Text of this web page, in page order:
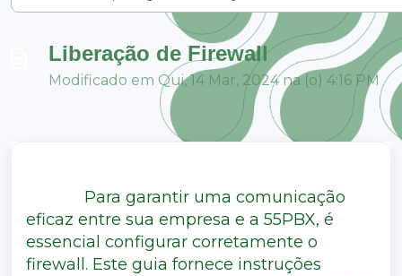
Liberação de Firewall
Modificado em Qui, 14 Mar, 2024 na (o) 4:16 PM
Para garantir uma comunicação
eficaz entre sua empresa e a 55PBX, é
essencial configurar corretamente o
firewall. Este guia fornece instruções